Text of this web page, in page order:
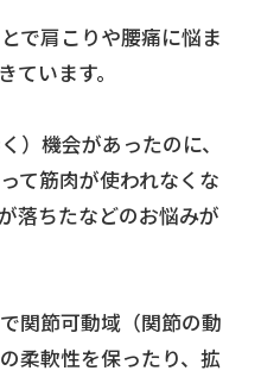
で肩こりや腰痛に悩ま
ています。
）機会があったのに、
て筋肉が使われなくな
落ちたなどのお悩みが
関節可動域（関節の動
柔軟性を保ったり、拡